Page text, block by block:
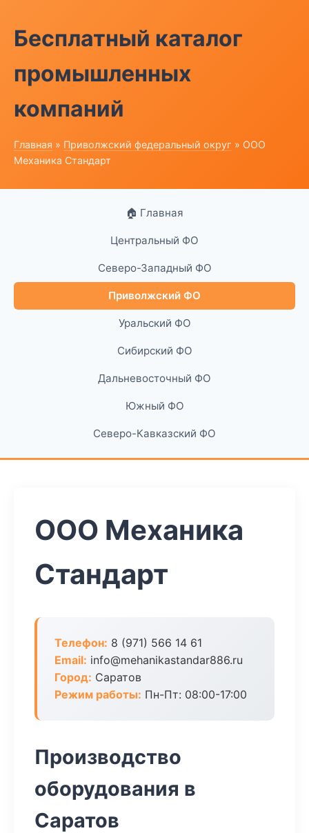
Бесплатный каталог
промышленных
компаний
Главная » Приволжский федеральный округ » ООО
Механика Стандарт
🏠 Главная
Центральный ФО
Северо-Западный ФО
Приволжский ФО
Уральский ФО
Сибирский ФО
Дальневосточный ФО
Южный ФО
Северо-Кавказский ФО
ООО Механика
Стандарт
Телефон: 8 (971) 566 14 61
Email: info@mehanikastandar886.ru
Город: Саратов
Режим работы: Пн-Пт: 08:00-17:00
Производство
оборудования в
Саратов